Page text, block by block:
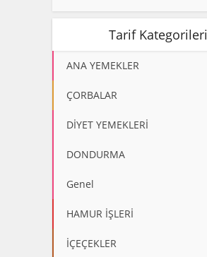
Tarif Kategorileri
ANA YEMEKLER
ÇORBALAR
DİYET YEMEKLERİ
DONDURMA
Genel
HAMUR İŞLERİ
İÇEÇEKLER